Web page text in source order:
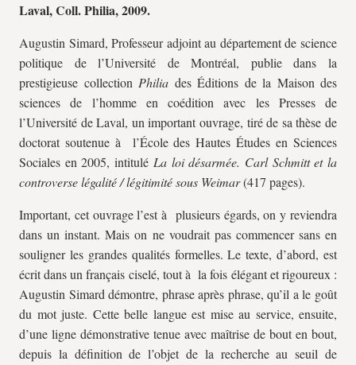
Laval, Coll. Philia, 2009.
Augustin Simard, Professeur adjoint au département de science
politique de l’Université de Montréal, publie dans la
prestigieuse collection Philia des Éditions de la Maison des
sciences de l’homme en coédition avec les Presses de
l’Université de Laval, un important ouvrage, tiré de sa thèse de
doctorat soutenue à l’École des Hautes Études en Sciences
Sociales en 2005, intitulé La loi désarmée. Carl Schmitt et la
controverse légalité / légitimité sous Weimar(417 pages).
Important, cet ouvrage l’est à plusieurs égards, on y reviendra
dans un instant. Mais on ne voudrait pas commencer sans en
souligner les grandes qualités formelles. Le texte, d’abord, est
écrit dans un français ciselé, tout à la fois élégant et rigoureux :
Augustin Simard démontre, phrase après phrase, qu’il a le goût
du mot juste. Cette belle langue est mise au service, ensuite,
d’une ligne démonstrative tenue avec maîtrise de bout en bout,
depuis la définition de l’objet de la recherche au seuil de